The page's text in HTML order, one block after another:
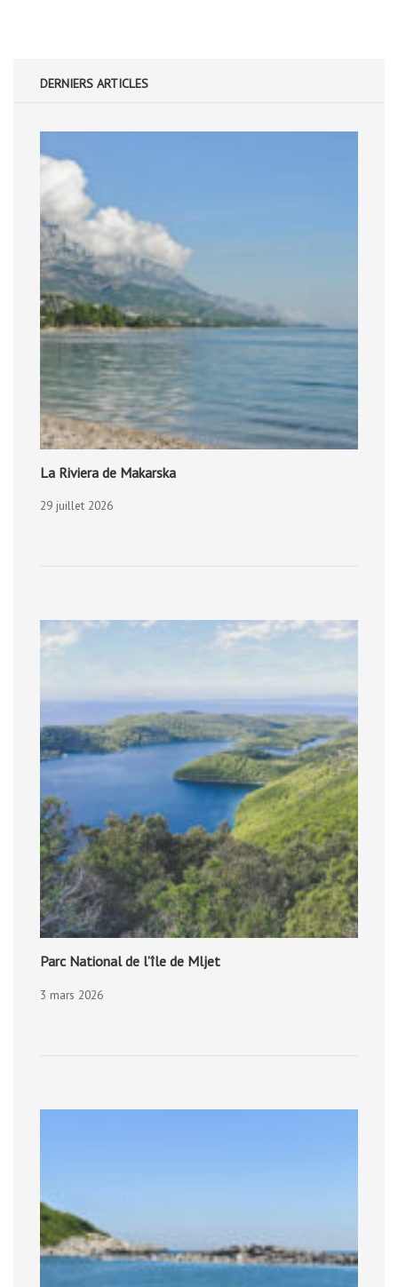
DERNIERS ARTICLES
La Riviera de Makarska
29 juillet 2026
Parc National de l’île de Mljet
3 mars 2026